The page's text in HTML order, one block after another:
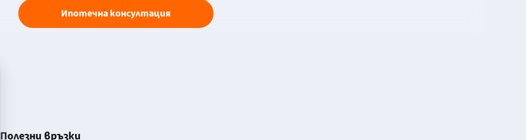
Ипотечна консултация
Полезни връзки